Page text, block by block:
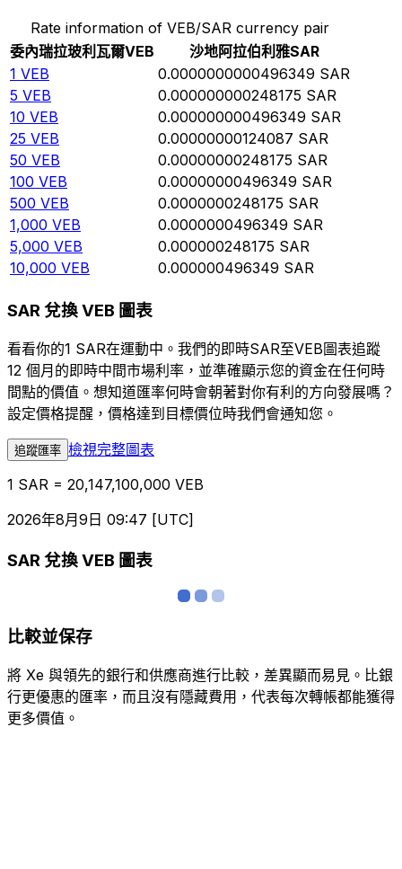
Rate information of VEB/SAR currency pair
委內瑞拉玻利瓦爾VEB 沙地阿拉伯利雅SAR
1 VEB 0.0000000000496349 SAR
5 VEB 0.000000000248175 SAR
10 VEB 0.000000000496349 SAR
25 VEB 0.00000000124087 SAR
50 VEB 0.00000000248175 SAR
100 VEB 0.00000000496349 SAR
500 VEB 0.0000000248175 SAR
1,000 VEB 0.0000000496349 SAR
5,000 VEB 0.000000248175 SAR
10,000 VEB 0.000000496349 SAR
SAR 兌換 VEB 圖表
看看你的1 SAR在運動中。我們的即時SAR至VEB圖表追蹤
12 個月的即時中間市場利率，並準確顯示您的資金在任何時
間點的價值。想知道匯率何時會朝著對你有利的方向發展嗎？
設定價格提醒，價格達到目標價位時我們會通知您。
追蹤匯率 檢視完整圖表
1 SAR = 20,147,100,000 VEB
2026年8月9日 09:47 [UTC]
SAR 兌換 VEB 圖表
比較並保存
將 Xe 與領先的銀行和供應商進行比較，差異顯而易見。比銀
行更優惠的匯率，而且沒有隱藏費用，代表每次轉帳都能獲得
更多價值。